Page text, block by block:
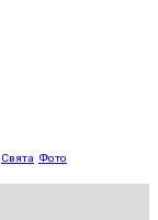
Свята Фото